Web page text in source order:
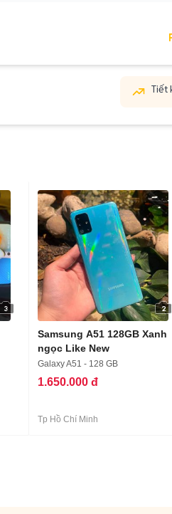
Tiết
3 2
Samsung A51 128GB Xanh
ngọc Like New
Galaxy A51 - 128 GB
1.650.000 đ
Tp Hồ Chí Minh